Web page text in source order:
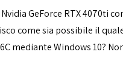
GeForce RTX 4070ti
come sia possibile il
mediante Windows 10?